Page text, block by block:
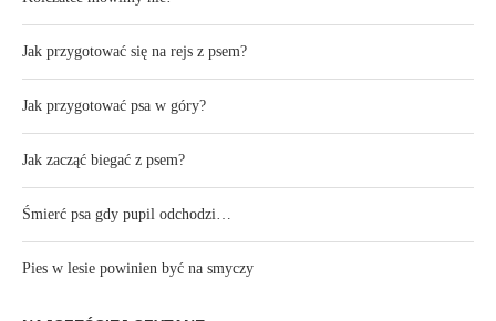
Jak przygotować się na rejs z psem?
Jak przygotować psa w góry?
Jak zacząć biegać z psem?
Śmierć psa gdy pupil odchodzi…
Pies w lesie powinien być na smyczy